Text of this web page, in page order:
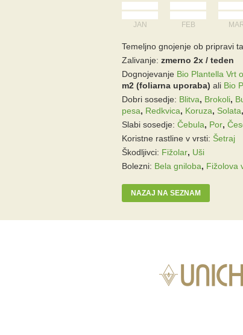
JAN FEB
Temeljno gnojenje ob pripravi
Zalivanje: zmerno 2x / teden
Dognojevanje Bio Plantella Vrt
m2 (foliarna uporaba) ali Bio
Dobri sosedje: Blitva, Brokoli,
pesa, Redkvica, Koruza, Solata,
Slabi sosedje: Čebula, Por,
Koristne rastline v vrsti: Šetraj
Škodljivci: Fižolar, Uši
Bolezni: Bela gniloba, Fižolova
NAZAJ NA SEZNAM